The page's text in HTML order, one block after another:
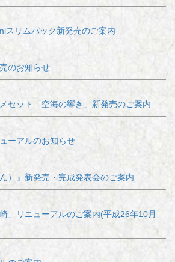
リムパック新発売のご案内
のお知らせ
セット「空海の響き」新発売のご案内
ーアルのお知らせ
）』新発売・完成発表会のご案内
」リニューアルのご案内(平成26年10月